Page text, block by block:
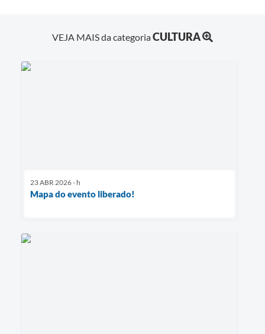
VEJA MAIS da categoriaCULTURA
23 ABR 2026 - h
Mapa do evento liberado!